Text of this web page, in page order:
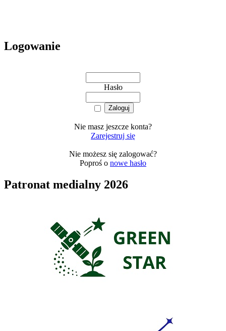
Logowanie
Hasło
Nie masz jeszcze konta?
Zarejestruj się
Nie możesz się zalogować?
Poproś o nowe hasło
Patronat medialny 2026